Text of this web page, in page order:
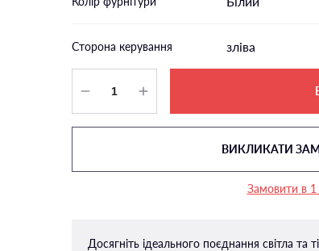
Сторона керування зліва
ВИКЛИКАТИ
Замовити в 1
Досягніть ідеального поєднання світла та